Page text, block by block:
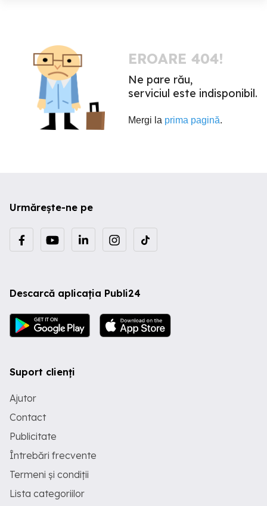
EROARE 404!
Ne pare rău,
serviciul este indisponibil.
Mergi la prima pagină.
Urmărește-ne pe
Descarcă aplicația Publi24
Suport clienți
Ajutor
Contact
Publicitate
Întrebări frecvente
Termeni și condiții
Lista categoriilor